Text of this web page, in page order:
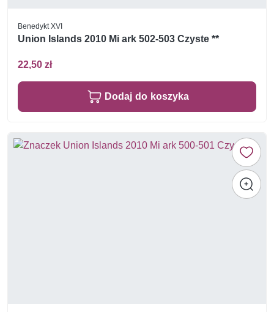
Benedykt XVI
Union Islands 2010 Mi ark 502-503 Czyste **
22,50 zł
Dodaj do koszyka